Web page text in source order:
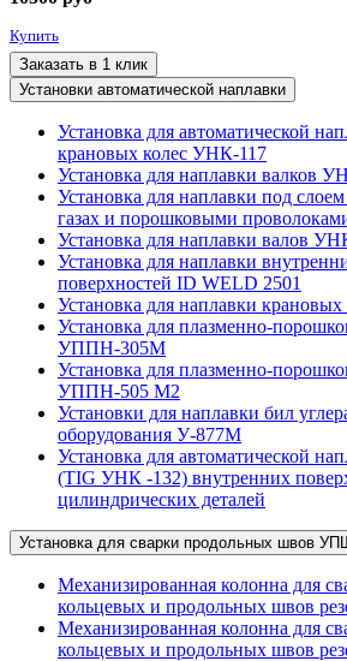
Купить
Заказать в 1 клик
Установки автоматической наплавки
Установка для автоматической
крановых колес УНК-117
Установка для наплавки валков
Установка для наплавки под
газах и порошковыми
Установка для наплавки валов
Установка для наплавки
поверхностей ID WELD 2501
Установка для наплавки
Установка для плазменно-
УППН-305М
Установка для плазменно-
УППН-505 М2
Установки для наплавки бил
оборудования У-877М
Установка для автоматической
(TIG УНК -132) внутренних
цилиндрических деталей
Установка для сварки продольных швов
Механизированная колонна для
кольцевых и продольных швов
Механизированная колонна для
кольцевых и продольных швов